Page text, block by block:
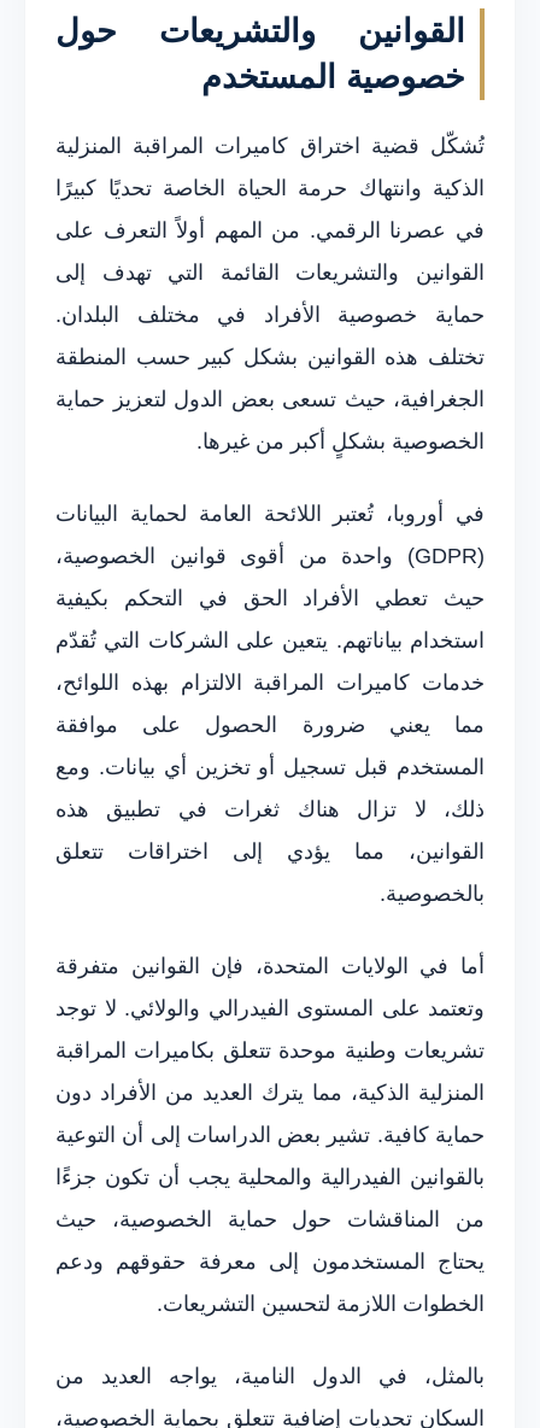
القوانين والتشريعات حول
خصوصية المستخدم
تُشكّل قضية اختراق كاميرات المراقبة المنزلية
الذكية وانتهاك حرمة الحياة الخاصة تحديًا كبيرًا
في عصرنا الرقمي. من المهم أولاً التعرف على
القوانين والتشريعات القائمة التي تهدف إلى
حماية خصوصية الأفراد في مختلف البلدان.
تختلف هذه القوانين بشكل كبير حسب المنطقة
الجغرافية، حيث تسعى بعض الدول لتعزيز حماية
الخصوصية بشكلٍ أكبر من غيرها.
في أوروبا، تُعتبر اللائحة العامة لحماية البيانات
(GDPR) واحدة من أقوى قوانين الخصوصية،
حيث تعطي الأفراد الحق في التحكم بكيفية
استخدام بياناتهم. يتعين على الشركات التي تُقدّم
خدمات كاميرات المراقبة الالتزام بهذه اللوائح،
مما يعني ضرورة الحصول على موافقة
المستخدم قبل تسجيل أو تخزين أي بيانات. ومع
ذلك، لا تزال هناك ثغرات في تطبيق هذه
القوانين، مما يؤدي إلى اختراقات تتعلق
بالخصوصية.
أما في الولايات المتحدة، فإن القوانين متفرقة
وتعتمد على المستوى الفيدرالي والولائي. لا توجد
تشريعات وطنية موحدة تتعلق بكاميرات المراقبة
المنزلية الذكية، مما يترك العديد من الأفراد دون
حماية كافية. تشير بعض الدراسات إلى أن التوعية
بالقوانين الفيدرالية والمحلية يجب أن تكون جزءًا
من المناقشات حول حماية الخصوصية، حيث
يحتاج المستخدمون إلى معرفة حقوقهم ودعم
الخطوات اللازمة لتحسين التشريعات.
بالمثل، في الدول النامية، يواجه العديد من
السكان تحديات إضافية تتعلق بحماية الخصوصية،